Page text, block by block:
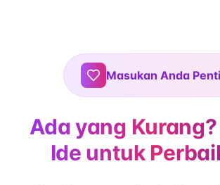
Masukan Anda
Ada yang
Ide untuk